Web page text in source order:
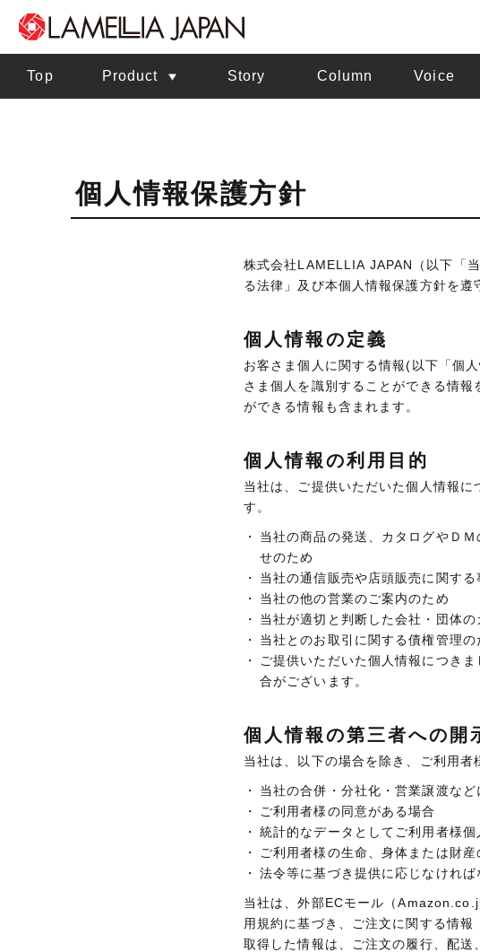
Top Product Story Column Voice
個人情報保護方針
株式会社LAMELLIA JAPAN（以下「
る法律」及び本個人情報保護方針を遵
個人情報の定義
お客さま個人に関する情報(以下「個
さま個人を識別することができる情
ができる情報も含まれます。
個人情報の利用目的
当社は、ご提供いただいた個人情報
す。
当社の商品の発送、カタログやＤ
せのため
当社の通信販売や店頭販売に関する
当社の他の営業のご案内のため
当社が適切と判断した会社・団体
当社とのお取引に関する債権管理の
ご提供いただいた個人情報につき
合がございます。
個人情報の第三者への開
当社は、以下の場合を除き、ご利用者
当社の合併・分社化・営業譲渡な
ご利用者様の同意がある場合
統計的なデータとしてご利用者様
ご利用者様の生命、身体または財
法令等に基づき提供に応じなければ
当社は、外部ECモール（
用規約に基づき、ご注文に関する情
取得した情報は、ご注文の履行、配